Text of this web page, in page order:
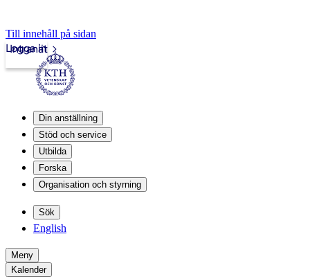
Till innehåll på sidan
Intranät
Logga in
Din anställning
Stöd och service
Utbilda
Forska
Organisation och styrning
Sök
English
Meny
Kalender